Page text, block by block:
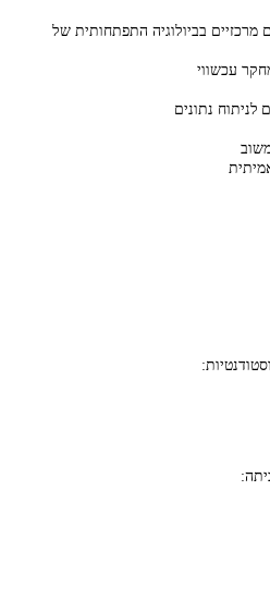
מרכזיים בביולוגיה התפתחותית של
עכשווי
לניתוח נתונים